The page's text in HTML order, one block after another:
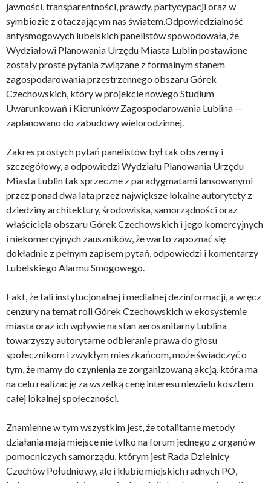
jawności, transparentności, prawdy, partycypacji oraz w
symbiozie z otaczającym nas światem.Odpowiedzialność
antysmogowych lubelskich panelistów spowodowała, że
Wydziałowi Planowania Urzędu Miasta Lublin postawione
zostały proste pytania związane z formalnym stanem
zagospodarowania przestrzennego obszaru Górek
Czechowskich, który w projekcie nowego Studium
Uwarunkowań i Kierunków Zagospodarowania Lublina —
zaplanowano do zabudowy wielorodzinnej.
Zakres prostych pytań panelistów był tak obszerny i
szczegółowy, a odpowiedzi Wydziału Planowania Urzędu
Miasta Lublin tak sprzeczne z paradygmatami lansowanymi
przez ponad dwa lata przez największe lokalne autorytety z
dziedziny architektury, środowiska, samorządności oraz
właściciela obszaru Górek Czechowskich i jego komercyjnych
i niekomercyjnych zauszników, że warto zapoznać się
dokładnie z pełnym zapisem pytań, odpowiedzi i komentarzy
Lubelskiego Alarmu Smogowego.
Fakt, że fali instytucjonalnej i medialnej dezinformacji, a wręcz
cenzury na temat roli Górek Czechowskich w ekosystemie
miasta oraz ich wpływie na stan aerosanitarny Lublina
towarzyszy autorytarne odbieranie prawa do głosu
społecznikom i zwykłym mieszkańcom, może świadczyć o
tym, że mamy do czynienia ze zorganizowaną akcją, która ma
na celu realizację za wszelką cenę interesu niewielu kosztem
całej lokalnej społeczności.
Znamienne w tym wszystkim jest, że totalitarne metody
działania mają miejsce nie tylko na forum jednego z organów
pomocniczych samorządu, którym jest Rada Dzielnicy
Czechów Południowy, ale i klubie miejskich radnych PO,